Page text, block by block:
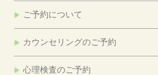
ご予約について
カウンセリングのご予約
心理検査のご予約